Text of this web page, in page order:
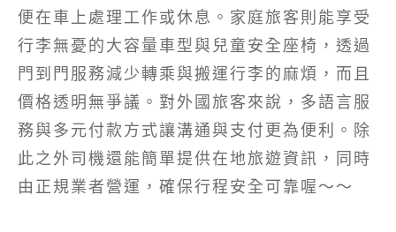
便在車上處理工作或休息。家庭旅客則能享受
行李無憂的大容量車型與兒童安全座椅，透過
門到門服務減少轉乘與搬運行李的麻煩，而且
價格透明無爭議。對外國旅客來說，多語言服
務與多元付款方式讓溝通與支付更為便利。除
此之外司機還能簡單提供在地旅遊資訊，同時
由正規業者營運，確保行程安全可靠喔～～